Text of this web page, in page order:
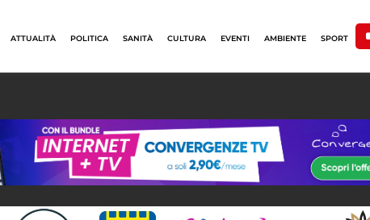
ATTUALITÀ POLITICA SANITÀ CULTURA EVENTI AMBIENTE SPORT